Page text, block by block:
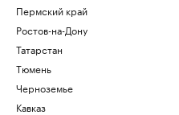
Пермский край
Ростов-на-Дону
Татарстан
Тюмень
Черноземье
Кавказ